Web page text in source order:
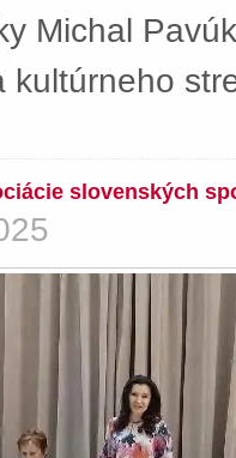
Michal
kultúrneho
slovenských